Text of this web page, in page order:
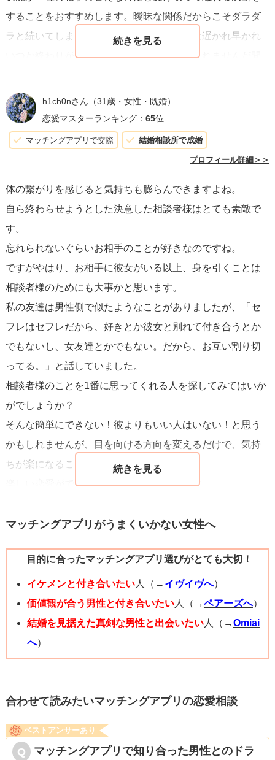
することをおすすめします。曖昧な関係だからこそダラダ
ラと続いてしまいがちですが、曖昧な関係は遅かれ早かれ
いつか終わりがきます。今つらい状況かもしれませんが問
とを見つける時間に充ててください。あなたが輝けるお相
手は必ずいます。
h1ch0nさん （31歳・女性・既婚）
恋愛マスターランキング： 65位
マッチングアプリで交際 結婚相談所で成婚
プロフィール詳細＞＞
体の繋がりを感じると気持ちも膨らんできますよね。
自ら終わらせようとした決意した相談者様はとても素敵で
す。
忘れられないぐらいお相手のことが好きなのですね。
ですがやはり、お相手に彼女がいる以上、身を引くことは
相談者様のためにも大事かと思います。
私の友達は男性側で似たようなことがありましたが、「セ
フレはセフレだから、好きとか彼女と別れて付き合うとか
でもないし、女友達とかでもない。だから、お互い割り切
ってる。」と話していました。
相談者様のことを1番に思ってくれる人を探してみてはいか
がでしょうか？
そんな簡単にできない！彼よりもいい人はいない！と思う
かもしれませんが、目を向ける方向を変えるだけで、気持
ちが楽になることもありますよ(^^)
楽しい恋愛ができますよう、願っております。
マッチングアプリがうまくいかない女性へ
目的に合ったマッチングアプリ選びがとても大切！
イケメンと付き合いたい人（→ イヴイヴへ）
価値観が合う男性と付き合いたい人（→ペアーズへ）
結婚を見据えた真剣な男性と出会いたい人（→Omiai
へ）
合わせて読みたいマッチングアプリの恋愛相談
ベストアンサーあり
マッチングアプリで知り合った男性とのドラ